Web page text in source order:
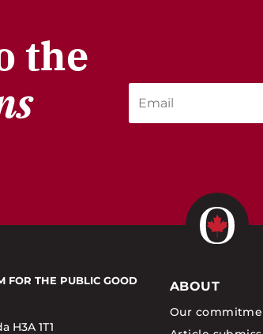
the
FOR THE PUBLIC GOOD
H3A 1T1
ABOUT
Our